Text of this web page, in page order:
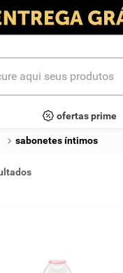
aqui seus produtos
ofertas prime
sabonetes íntimos
buscados